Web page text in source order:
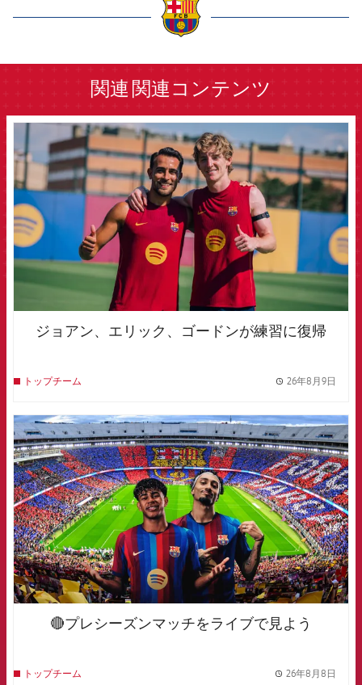
関連 関連コンテンツ
FCB Barcelona badge
ジョアン、エリック、ゴードンが練習に復帰
トップチーム 26年8月9日
FCB Barcelona badge
🔴プレシーズンマッチをライブで見よう
トップチーム 26年8月8日